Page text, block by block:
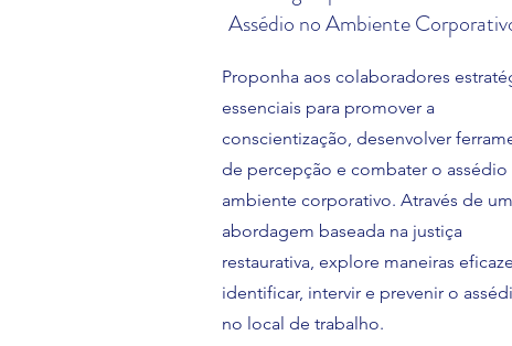
Assédio no Ambiente
Proponha aos colaboradores
essenciais para promover a
conscientização, desenvolver
de percepção e combater o assédio
ambiente corporativo. Através de
abordagem baseada na justiça
restaurativa, explore maneiras
identificar, intervir e prevenir o
no local de trabalho.